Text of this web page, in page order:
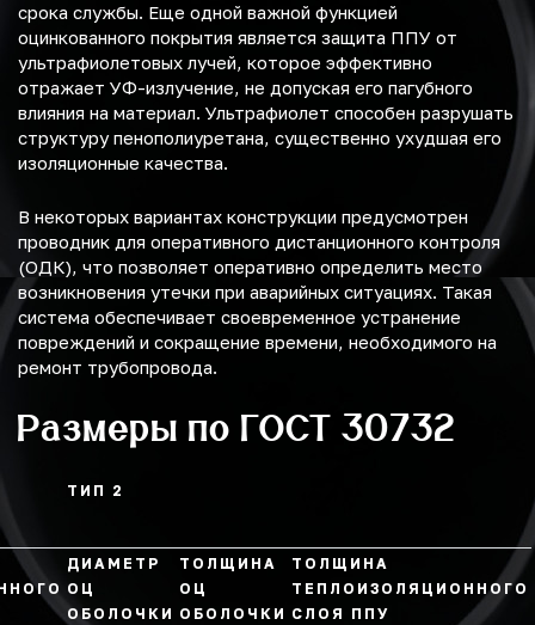
срока службы. Еще одной важной функцией
оцинкованного покрытия является защита ППУ от
ультрафиолетовых лучей, которое эффективно
отражает УФ-излучение, не допуская его пагубного
влияния на материал. Ультрафиолет способен разрушать
структуру пенополиуретана, существенно ухудшая его
изоляционные качества.
В некоторых вариантах конструкции предусмотрен
проводник для оперативного дистанционного контроля
(ОДК), что позволяет оперативно определить место
возникновения утечки при аварийных ситуациях. Такая
система обеспечивает своевременное устранение
повреждений и сокращение времени, необходимого на
ремонт трубопровода.
Размеры по ГОСТ 30732
ТИП 2
ДИАМЕТР
ОЦ
ОБОЛОЧКИ
ТОЛЩИНА
ОЦ
ОБОЛОЧКИ
ТОЛЩИНА
ТЕПЛОИЗОЛЯЦИОННОГО
СЛОЯ ППУ